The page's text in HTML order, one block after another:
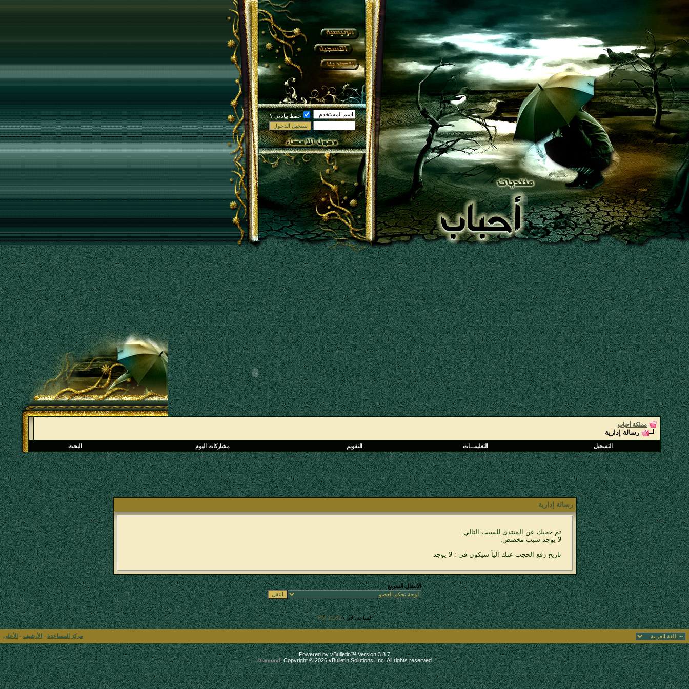
حفظ بياناتي ؟
مملكة أحباب
رسالة إدارية
التسجيل التعليمـــات التقويم مشاركات اليوم البحث
رسالة إدارية
تم حجبك عن المنتدى للسبب التالي :
لا يوجد سبب مخصص.
تاريخ رفع الحجب عنك آلياً سيكون في : لا يوجد
الانتقال السريع
الساعة الآن »12:32 PM
.
مركز المساعدة - الأرشيف - الأعلى
Powered by vBulletin™ Version 3.8.7
Copyright © 2026 vBulletin Solutions, Inc. All rights reserved.